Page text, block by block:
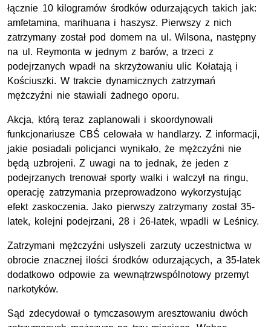
łącznie 10 kilogramów środków odurzających takich jak:
amfetamina, marihuana i haszysz. Pierwszy z nich
zatrzymany został pod domem na ul. Wilsona, następny
na ul. Reymonta w jednym z barów, a trzeci z
podejrzanych wpadł na skrzyżowaniu ulic Kołatają i
Kościuszki. W trakcie dynamicznych zatrzymań
mężczyźni nie stawiali żadnego oporu.
Akcja, którą teraz zaplanowali i skoordynowali
funkcjonariusze CBŚ celowała w handlarzy. Z informacji,
jakie posiadali policjanci wynikało, że mężczyźni nie
będą uzbrojeni. Z uwagi na to jednak, że jeden z
podejrzanych trenował sporty walki i walczył na ringu,
operację zatrzymania przeprowadzono wykorzystując
efekt zaskoczenia. Jako pierwszy zatrzymany został 35-
latek, kolejni podejrzani, 28 i 26-latek, wpadli w Leśnicy.
Zatrzymani mężczyźni usłyszeli zarzuty uczestnictwa w
obrocie znacznej ilości środków odurzających, a 35-latek
dodatkowo odpowie za wewnątrzwspólnotowy przemyt
narkotyków.
Sąd zdecydował o tymczasowym aresztowaniu dwóch